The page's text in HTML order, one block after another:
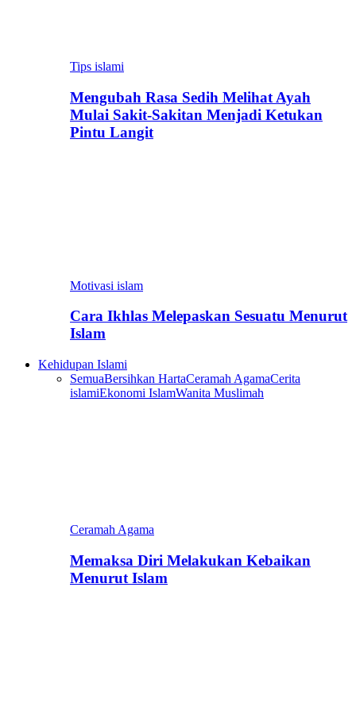
Tips islami
Mengubah Rasa Sedih Melihat Ayah
Mulai Sakit-Sakitan Menjadi Ketukan
Pintu Langit
Motivasi islam
Cara Ikhlas Melepaskan Sesuatu Menurut
Islam
Kehidupan Islami
SemuaBersihkan HartaCeramah AgamaCerita
islamiEkonomi IslamWanita Muslimah
Ceramah Agama
Memaksa Diri Melakukan Kebaikan
Menurut Islam